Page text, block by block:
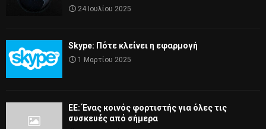
24 Ιουλίου 2025
Skype: Πότε κλείνει η εφαρμογή
1 Μαρτίου 2025
ΕΕ: Ένας κοινός φορτιστής για όλες τις
συσκευές από σήμερα